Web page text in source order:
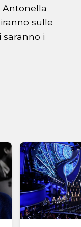
Antonella
sulle
saranno i